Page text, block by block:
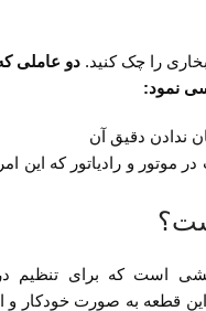
را چک کنید. دو عاملی
نمود:
ندادن دقیق آن
موتور و رادیاتور که این
است که برای تنظیم
این قطعه به صورت خودکار